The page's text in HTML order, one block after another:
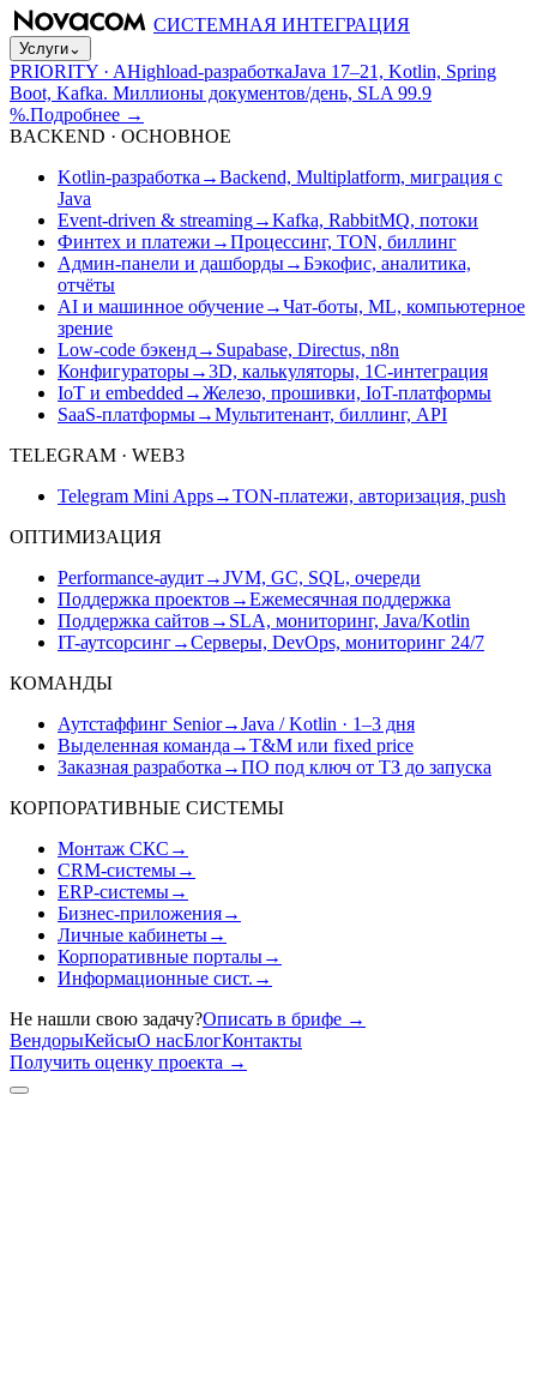
СИСТЕМНАЯ ИНТЕГРАЦИЯ
Услуги⌄
PRIORITY · AHighload-разработкаJava 17–21, Kotlin, Spring
Boot, Kafka. Миллионы документов/день, SLA 99.9
%.Подробнее →
BACKEND · ОСНОВНОЕ
Kotlin-разработка →Backend, Multiplatform, миграция с
Java
Event-driven & streaming→Kafka, RabbitMQ, потоки
Финтех и платежи →Процессинг, TON, биллинг
Админ-панели и дашборды→Бэкофис, аналитика,
отчёты
AI и машинное обучение→Чат-боты, ML, компьютерное
зрение
Low-code бэкенд→ Supabase, Directus, n8n
Конфигураторы→3D, калькуляторы, 1С-интеграция
IoT и embedded →Железо, прошивки, IoT-платформы
SaaS-платформы→Мультитенант, биллинг, API
TELEGRAM · WEB3
Telegram Mini Apps→TON-платежи, авторизация, push
ОПТИМИЗАЦИЯ
Performance-аудит→JVM, GC, SQL, очереди
Поддержка проектов →Ежемесячная поддержка
Поддержка сайтов → SLA, мониторинг, Java/Kotlin
IT-аутсорсинг→Серверы, DevOps, мониторинг 24/7
КОМАНДЫ
Аутстаффинг Senior→Java / Kotlin · 1–3 дня
Выделенная команда →T&M или fixed price
Заказная разработка →ПО под ключ от ТЗ до запуска
КОРПОРАТИВНЫЕ СИСТЕМЫ
Монтаж СКС →
CRM-системы→
ERP-системы→
Бизнес-приложения→
Личные кабинеты→
Корпоративные порталы→
Информационные сист. →
Не нашли свою задачу?Описать в брифе →
ВендорыКейсыО насБлогКонтакты
Получить оценку проекта →